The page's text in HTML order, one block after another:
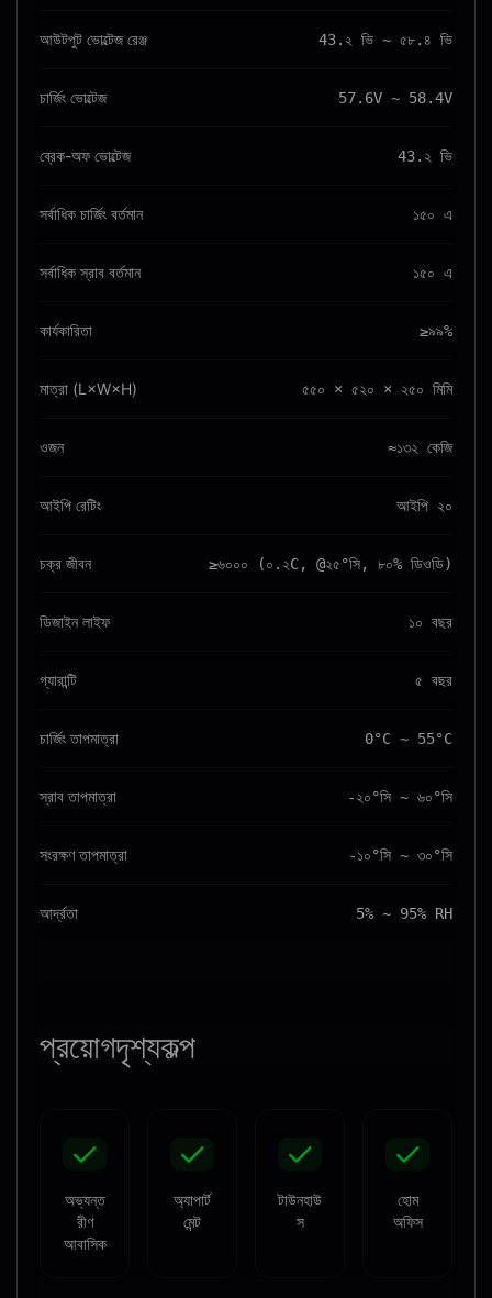
আউটপুট ভোল্টেজ রেঞ্জ 43.২ ভি ~ ৫৮.৪ ভি
চার্জিং ভোল্টেজ 57.6V ~ 58.4V
ব্রেক-অফ ভোল্টেজ 43.২ ভি
সর্বাধিক চার্জিং বর্তমান ১৫০ এ
সর্বাধিক স্রাব বর্তমান ১৫০ এ
কার্যকারিতা ≥৯৯%
মাত্রা (L×W×H) ৫৫০ × ৫২০ × ২৫০ মিমি
ওজন ≈১৩২ কেজি
আইপি রেটিং আইপি ২০
চক্র জীবন ≥৬০০০ (০.২C, @২৫°সি, ৮০% ডিওডি)
ডিজাইন লাইফ ১০ বছর
গ্যারান্টি ৫ বছর
চার্জিং তাপমাত্রা 0°C ~ 55°C
স্রাব তাপমাত্রা -২০°সি ~ ৬০°সি
সংরক্ষণ তাপমাত্রা -১০°সি ~ ৩০°সি
আর্দ্রতা 5% ~ 95% RH
প্রয়োগদৃশ্যকল্প
অভ্যন্ত
রীণ
আবাসিক
অ্যাপার্ট
মেন্ট
টাউনহাউ
স
হোম
অফিস